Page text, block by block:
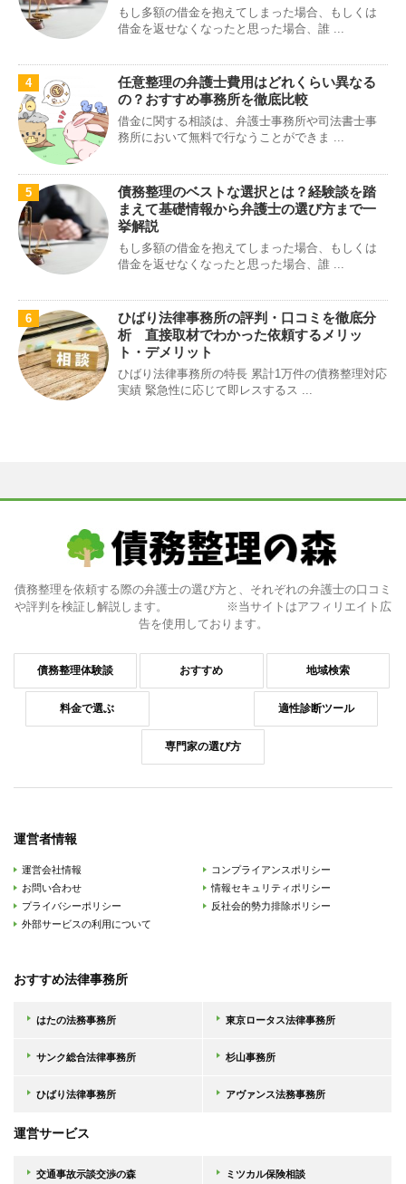
もし多額の借金を抱えてしまった場合、もしくは
借金を返せなくなったと思った場合、誰 ...
4
任意整理の弁護士費用はどれくらい異なる
の？おすすめ事務所を徹底比較
借金に関する相談は、弁護士事務所や司法書士事
務所において無料で行なうことができま ...
5
債務整理のベストな選択とは？経験談を踏
まえて基礎情報から弁護士の選び方まで一
挙解説
もし多額の借金を抱えてしまった場合、もしくは
借金を返せなくなったと思った場合、誰 ...
6
ひばり法律事務所の評判・口コミを徹底分
析 直接取材でわかった依頼するメリッ
ト・デメリット
ひばり法律事務所の特長 累計1万件の債務整理対応
実績 緊急性に応じて即レスするス ...
債務整理を依頼する際の弁護士の選び方と、それぞれの弁護士の口コミ
や評判を検証し解説します。 ※当サイトはアフィリエイト広
告を使用しております。
債務整理体験談 おすすめ 地域検索
料金で選ぶ 適性診断ツール
専門家の選び方
運営者情報
運営会社情報
お問い合わせ
プライバシーポリシー
外部サービスの利用について
コンプライアンスポリシー
情報セキュリティポリシー
反社会的勢力排除ポリシー
おすすめ法律事務所
はたの法務事務所 東京ロータス法律事務所
サンク総合法律事務所 杉山事務所
ひばり法律事務所 アヴァンス法務事務所
運営サービス
交通事故示談交渉の森 ミツカル保険相談